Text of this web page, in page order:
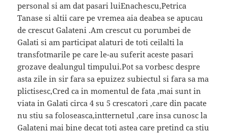
personal si am dat pasari luiEnachescu,Petrica
Tanase si altii care pe vremea aia deabea se apucau
de crescut Galateni .Am crescut cu porumbei de
Galati si am participat alaturi de toti ceilalti la
transfotmarile pe care le-au suferit aceste pasari
grozave dealungul timpului.Pot sa vorbesc despre
asta zile in sir fara sa epuizez subiectul si fara sa ma
plictisesc,Cred ca in momentul de fata ,mai sunt in
viata in Galati circa 4 su 5 crescatori ,care din pacate
nu stiu sa foloseasca,intternetul ,care insa cunosc la
Galateni mai bine decat toti astea care pretind ca stiu